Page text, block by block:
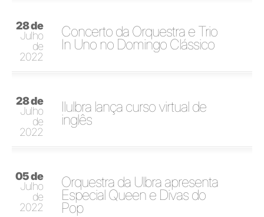
28 de
Julho
de
2022
Concerto da Orquestra e Trio
In Uno no Domingo Clássico
28 de
Julho
de
2022
Ilulbra lança curso virtual de
inglês
05 de
Julho
de
2022
Orquestra da Ulbra apresenta
Especial Queen e Divas do
Pop